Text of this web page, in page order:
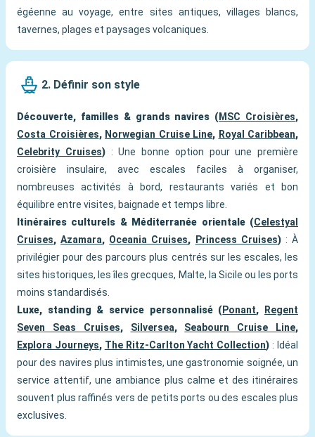
égéenne au voyage, entre sites antiques, villages blancs,
tavernes, plages et paysages volcaniques.
2. Définir son style
Découverte, familles & grands navires (MSC Croisières,
Costa Croisières, Norwegian Cruise Line, Royal Caribbean,
Celebrity Cruises): Une bonne option pour une première
croisière insulaire, avec escales faciles à organiser,
nombreuses activités à bord, restaurants variés et bon
équilibre entre visites, baignade et temps libre.
Itinéraires culturels & Méditerranée orientale (Celestyal
Cruises,Azamara, Oceania Cruises, Princess Cruises): À
privilégier pour des parcours plus centrés sur les escales, les
sites historiques, les îles grecques, Malte, la Sicile ou les ports
moins standardisés.
Luxe, standing & service personnalisé (Ponant,
Regent
Seven Seas Cruises, Silversea, Seabourn Cruise Line,
Explora Journeys, The Ritz-Carlton Yacht Collection) : Idéal
pour des navires plus intimistes, une gastronomie soignée, un
service attentif, une ambiance plus calme et des itinéraires
souvent plus raffinés vers de petits ports ou des escales plus
exclusives.